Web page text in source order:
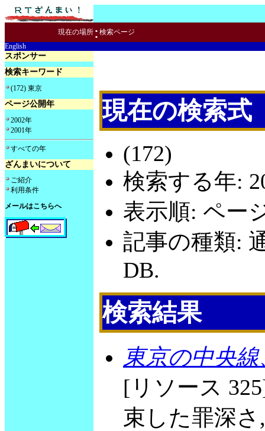
現在の場所 : 検索ページ
English
スポンサー
検索キーワード
(172) 東京
ページ公開年
2002年
2001年
すべての年
ざんまいについて
ご紹介
利用条件
メールはこちらへ
現在の検索式
(172)
検索する年:
表示順: ペー
記事の種類:
DB.
検索結果
東京の中央
[リソース
束した罪深さ